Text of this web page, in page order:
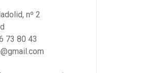
nº 2
73 80 43